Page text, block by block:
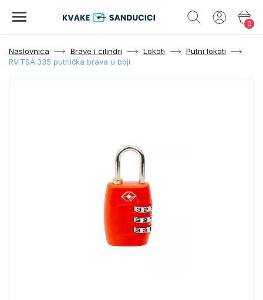
0
Naslovnica Brave i cilindri Lokoti
Putni lokoti
RV.TSA.335 putnička brava u boji